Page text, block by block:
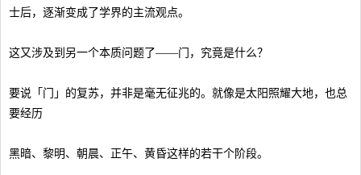
士后，逐渐变成了学界的主流观点。
这又涉及到另一个本质问题了——门，究竟是什么？
要说「门」的复苏，并非是毫无征兆的。就像是太阳照耀大地，也总
要经历
黑暗、黎明、朝晨、正午、黄昏这样的若干个阶段。